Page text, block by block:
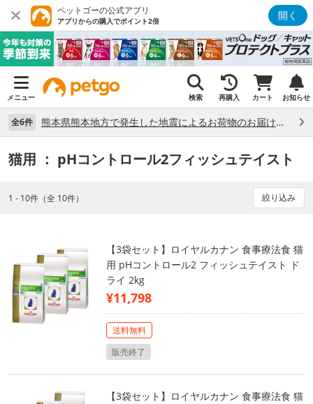
ペットゴーの公式アプリ
アプリからの購入でポイント2倍 開く
メニュー 検索 再購入 カート お知らせ
全6件 熊本県熊本地方で発生した地震によるお荷物のお届け状況について （7/28）
猫用 ： pHコントロール2フィッシュテイスト
1 - 10件（全 10件） 絞り込み
【3袋セット】ロイヤルカナン 食事療法食 猫
用 pHコントロール2 フィッシュテイスト ド
ライ 2kg
¥11,798
送料無料
販売終了
【3袋セット】ロイヤルカナン 食事療法食 猫